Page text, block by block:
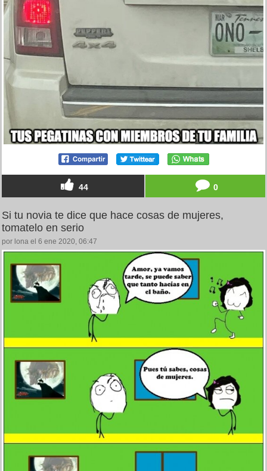
44 0
Si tu novia te dice que hace cosas de mujeres,
tomatelo en serio
por lona el 6 ene 2020, 06:47